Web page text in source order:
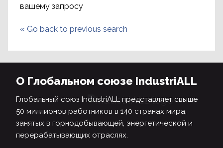
вашему запросу
« Go back to previous search
О Глобальном союзе IndustriALL
Глобальный союз IndustriALL представляет свыше
50 миллионов работников в 140 странах мира,
занятых в горнодобывающей, энергетической и
перерабатывающих отраслях.